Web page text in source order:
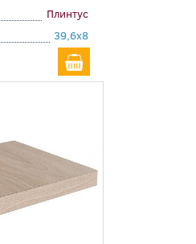
Плинтус
39,6x8